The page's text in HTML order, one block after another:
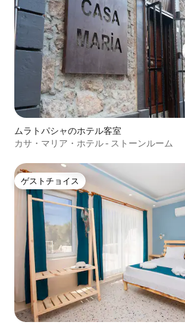
ムラトパシャのホテル客室
カサ・マリア・ホテル - ストーンルーム
ゲストチョイス
ゲストチョイス